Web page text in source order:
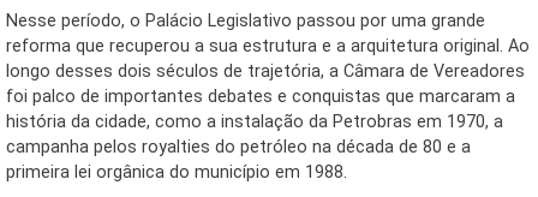
Nesse período, o Palácio Legislativo passou por uma grande
reforma que recuperou a sua estrutura e a arquitetura original. Ao
longo desses dois séculos de trajetória, a Câmara de Vereadores
foi palco de importantes debates e conquistas que marcaram a
história da cidade, como a instalação da Petrobras em 1970, a
campanha pelos royalties do petróleo na década de 80 e a
primeira lei orgânica do município em 1988.